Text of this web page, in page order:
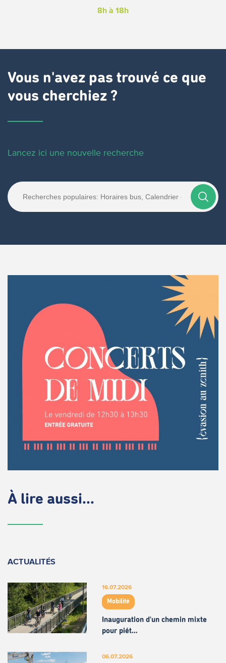
8h à 18h
Vous n'avez pas trouvé ce que
vous cherchiez ?
Lancez ici une nouvelle recherche
À lire aussi...
ACTUALITÉS
16.07.2026
Mobilité
Inauguration d'un chemin mixte
pour piét…
06.07.2026